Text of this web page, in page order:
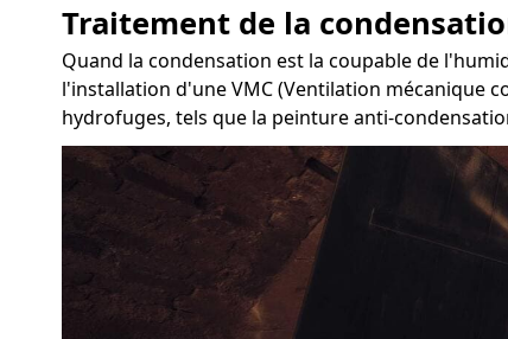
Traitement de la
Quand la condensation est la coupable de
l'installation d'une VMC (Ventilation mécanique
hydrofuges, tels que la peinture anti-